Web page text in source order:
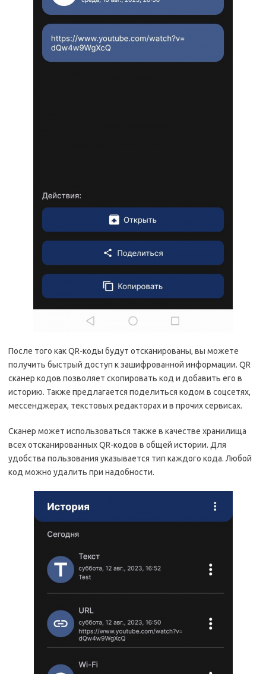
После того как QR-коды будут отсканированы, вы можете
получить быстрый доступ к зашифрованной информации. QR
сканер кодов позволяет скопировать код и добавить его в
историю. Также предлагается поделиться кодом в соцсетях,
мессенджерах, текстовых редакторах и в прочих сервисах.
Сканер может использоваться также в качестве хранилища
всех отсканированных QR-кодов в общей истории. Для
удобства пользования указывается тип каждого кода. Любой
код можно удалить при надобности.